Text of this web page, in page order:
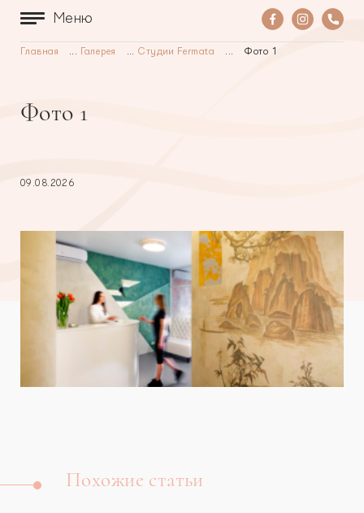
Меню
Фото 1
Главная ... Галерея ... Студии Fermata ... Фото 1
09.08.2026
Похожие статьи